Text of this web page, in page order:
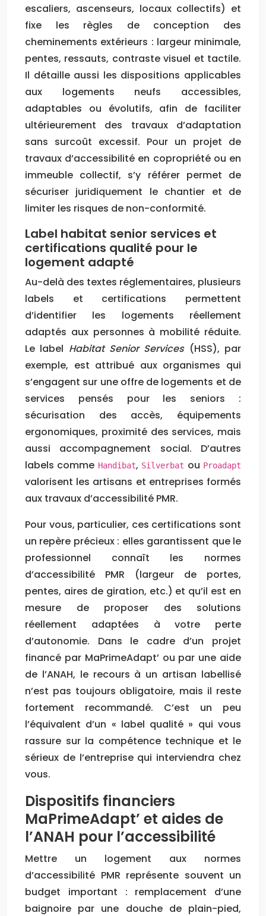
escaliers, ascenseurs, locaux collectifs) et
fixe les règles de conception des
cheminements extérieurs : largeur minimale,
pentes, ressauts, contraste visuel et tactile.
Il détaille aussi les dispositions applicables
aux logements neufs accessibles,
adaptables ou évolutifs, afin de faciliter
ultérieurement des travaux d’adaptation
sans surcoût excessif. Pour un projet de
travaux d’accessibilité en copropriété ou en
immeuble collectif, s’y référer permet de
sécuriser juridiquement le chantier et de
limiter les risques de non-conformité.
Label habitat senior services et
certifications qualité pour le
logement adapté
Au-delà des textes réglementaires, plusieurs
labels et certifications permettent
d’identifier les logements réellement
adaptés aux personnes à mobilité réduite.
Le label Habitat Senior Services(HSS), par
exemple, est attribué aux organismes qui
s’engagent sur une offre de logements et de
services pensés pour les seniors :
sécurisation des accès, équipements
ergonomiques, proximité des services, mais
aussi accompagnement social. D’autres
labels comme Handibat, Silverbat ou Proadapt
valorisent les artisans et entreprises formés
aux travaux d’accessibilité PMR.
Pour vous, particulier, ces certifications sont
un repère précieux : elles garantissent que le
professionnel connaît les normes
d’accessibilité PMR (largeur de portes,
pentes, aires de giration, etc.) et qu’il est en
mesure de proposer des solutions
réellement adaptées à votre perte
d’autonomie. Dans le cadre d’un projet
financé par MaPrimeAdapt’ ou par une aide
de l’ANAH, le recours à un artisan labellisé
n’est pas toujours obligatoire, mais il reste
fortement recommandé. C’est un peu
l’équivalent d’un « label qualité » qui vous
rassure sur la compétence technique et le
sérieux de l’entreprise qui interviendra chez
vous.
Dispositifs financiers
MaPrimeAdapt’ et aides de
l’ANAH pour l’accessibilité
Mettre un logement aux normes
d’accessibilité PMR représente souvent un
budget important : remplacement d’une
baignoire par une douche de plain-pied,